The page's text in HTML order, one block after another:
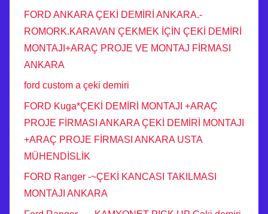
FORD ANKARA ÇEKİ DEMİRİ ANKARA.-
ROMORK.KARAVAN ÇEKMEK İÇİN ÇEKİ DEMİRİ
MONTAJI+ARAÇ PROJE VE MONTAJ FİRMASI
ANKARA
ford custom a çeki demiri
FORD Kuga*ÇEKİ DEMİRİ MONTAJI +ARAÇ
PROJE FİRMASI ANKARA ÇEKİ DEMİRİ MONTAJI
+ARAÇ PROJE FİRMASI ANKARA USTA
MÜHENDİSLİK
FORD Ranger -~ÇEKİ KANCASI TAKILMASI
MONTAJI ANKARA